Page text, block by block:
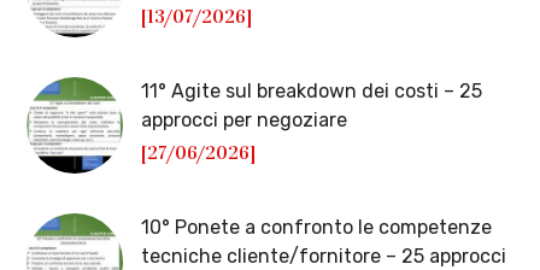
[13/07/2026]
11° Agite sul breakdown dei costi – 25
approcci per negoziare
[27/06/2026]
10° Ponete a confronto le competenze
tecniche cliente/fornitore – 25 approcci